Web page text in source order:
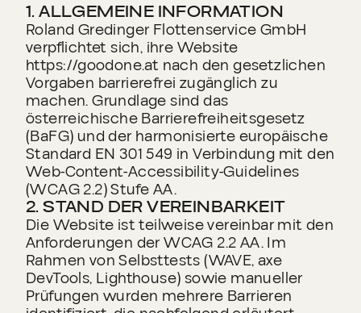
FAQ's
FAQ's
Barrierefreiheit
Barrierefreiheit
Datenschutz
Datenschutz
Impressum
Impressum
1. ALLGEMEINE INFORMATION
Roland Gredinger Flottenservice GmbH
verpflichtet sich, ihre Website
https://goodone.at nach den gesetzlichen
Vorgaben barrierefrei zugänglich zu
machen. Grundlage sind das
österreichische Barrierefreiheitsgesetz
(BaFG) und der harmonisierte europäische
Standard EN 301 549 in Verbindung mit den
Web‑Content‑Accessibility‑Guidelines
(WCAG 2.2) Stufe AA.
2. STAND DER VEREINBARKEIT
Die Website ist teilweise vereinbar mit den
Anforderungen der WCAG 2.2 AA. Im
Rahmen von Selbsttests (WAVE, axe
DevTools, Lighthouse) sowie manueller
Prüfungen wurden mehrere Barrieren